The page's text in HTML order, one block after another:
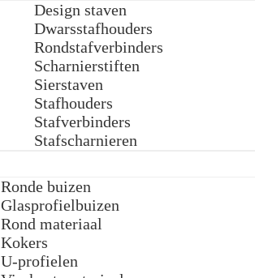
Design staven
Dwarsstafhouders
Rondstafverbinders
Scharnierstiften
Sierstaven
Stafhouders
Stafverbinders
Stafscharnieren
Ronde buizen
Glasprofielbuizen
Rond materiaal
Kokers
U-profielen